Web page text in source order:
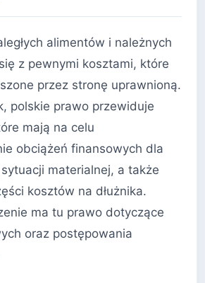
alimentów i należnych
z pewnymi kosztami, które
przez stronę uprawnioną.
polskie prawo przewiduje
mają na celu
obciążeń finansowych dla
materialnej, a także
kosztów na dłużnika.
ma tu prawo dotyczące
oraz postępowania